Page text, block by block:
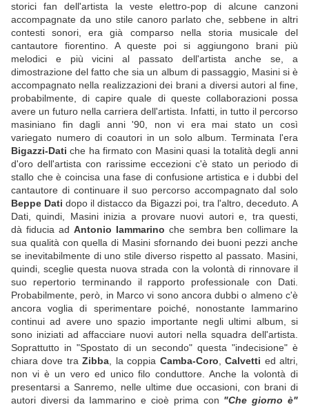
storici fan dell'artista la veste elettro-pop di alcune canzoni
accompagnate da uno stile canoro parlato che, sebbene in altri
contesti sonori, era già comparso nella storia musicale del
cantautore fiorentino. A queste poi si aggiungono brani più
melodici e più vicini al passato dell'artista anche se, a
dimostrazione del fatto che sia un album di passaggio, Masini si è
accompagnato nella realizzazioni dei brani a diversi autori al fine,
probabilmente, di capire quale di queste collaborazioni possa
avere un futuro nella carriera dell'artista. Infatti, in tutto il percorso
masiniano fin dagli anni '90, non vi era mai stato un così
variegato numero di coautori in un solo album. Terminata l'era
Bigazzi-Dati che ha firmato con Masini quasi la totalità degli anni
d'oro dell'artista con rarissime eccezioni c'è stato un periodo di
stallo che è coincisa una fase di confusione artistica e i dubbi del
cantautore di continuare il suo percorso accompagnato dal solo
Beppe Dati dopo il distacco da Bigazzi poi, tra l'altro, deceduto. A
Dati, quindi, Masini inizia a provare nuovi autori e, tra questi,
dà fiducia ad Antonio Iammarino che sembra ben collimare la
sua qualità con quella di Masini sfornando dei buoni pezzi anche
se inevitabilmente di uno stile diverso rispetto al passato. Masini,
quindi, sceglie questa nuova strada con la volontà di rinnovare il
suo repertorio terminando il rapporto professionale con Dati.
Probabilmente, però, in Marco vi sono ancora dubbi o almeno c'è
ancora voglia di sperimentare poiché, nonostante Iammarino
continui ad avere uno spazio importante negli ultimi album, si
sono iniziati ad affacciare nuovi autori nella squadra dell'artista.
Soprattutto in "Spostato di un secondo" questa "indecisione" è
chiara dove traZibba , la coppia Camba-Coro ,Calvetti ed altri,
non vi è un vero ed unico filo conduttore. Anche la volontà di
presentarsi a Sanremo, nelle ultime due occasioni, con brani di
autori diversi da Iammarino e cioè prima con "Che giorno è"